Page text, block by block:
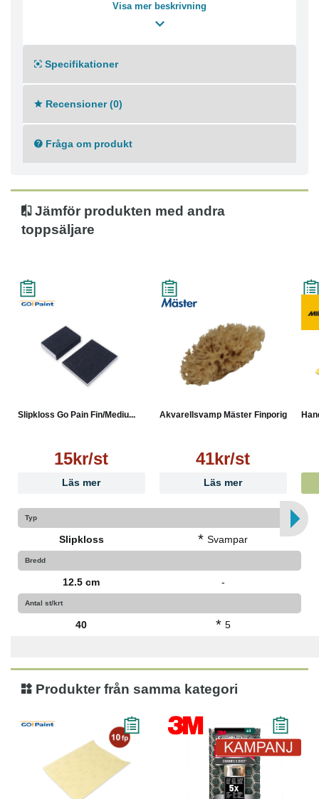
Visa mer beskrivning
Specifikationer
Recensioner (0)
Fråga om produkt
Jämför produkten med andra
toppsäljare
Slipkloss Go Pain Fin/Mediu...
15kr/st
Läs mer
Akvarellsvamp Mäster Finporig
41kr/st
Läs mer
Typ
Slipkloss * Svampar
Bredd
12.5 cm -
Antal st/krt
40 * 5
Produkter från samma kategori